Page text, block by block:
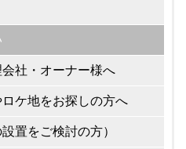
社・オーナー様へ
ケ地をお探しの方へ
置をご検討の方）